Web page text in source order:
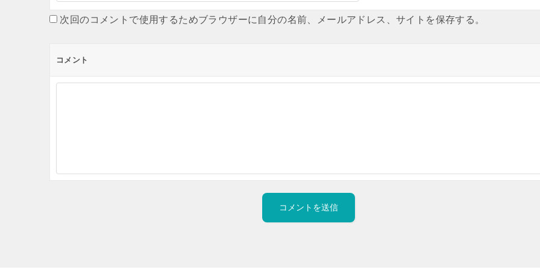
次回のコメントで使用するためブラウザーに自分の名前、メールアドレス、サイトを保存する。
コメント